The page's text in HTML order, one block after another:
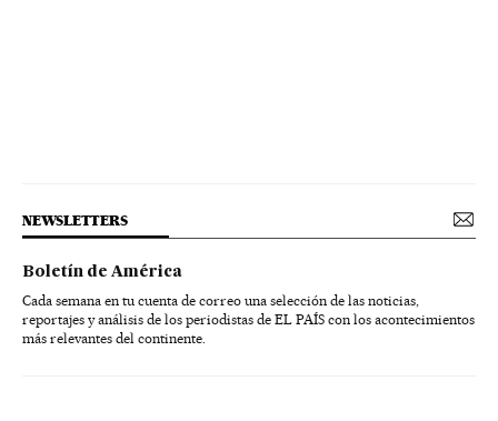
NEWSLETTERS
Boletín de América
Cada semana en tu cuenta de correo una selección de las noticias,
reportajes y análisis de los periodistas de EL PAÍS con los acontecimientos
más relevantes del continente.